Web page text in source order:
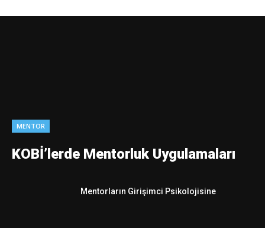
MENTOR
KOBİ’lerde Mentorluk Uygulamaları
Mentorların Girişimci Psikolojisine